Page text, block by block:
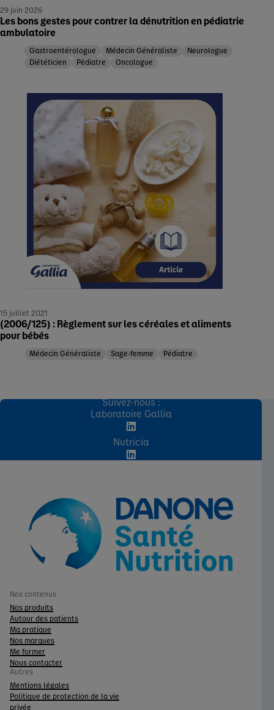
29 juin 2026
Les bons gestes pour contrer la dénutrition en pédiatrie
ambulatoire
Gastroentérologue Médecin Généraliste
Neurologue
Diététicien
Pédiatre Oncologue
15 juillet 2021
(2006/125) : Règlement sur les céréales et aliments
pour bébés
Médecin Généraliste Sage-femme Pédiatre
Suivez-nous :
Laboratoire Gallia
Nutricia
Nos contenus
Nos produits
Autour des patients
Ma pratique
Nos marques
Me former
Nous contacter
Autres
Mentions légales
Politique de protection de la vie
privée